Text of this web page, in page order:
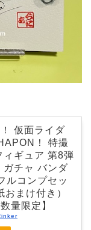
仮面ライダ
！ 特撮
ィギュア 第8弾
ガチャ バンダ
ルコンプセッ
おまけ付き）
量限定】